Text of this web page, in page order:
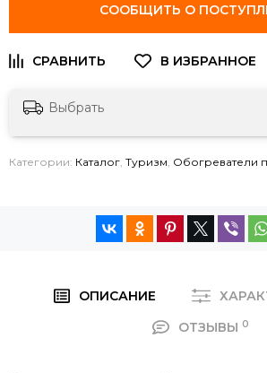
СООБЩИТЬ О
Выбрать
Категории: Каталог, Туризм, Обогреватели
ОПИСАНИЕ
ОТЗЫВЫ 0